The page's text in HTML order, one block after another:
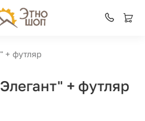
+ футляр
+ футляр